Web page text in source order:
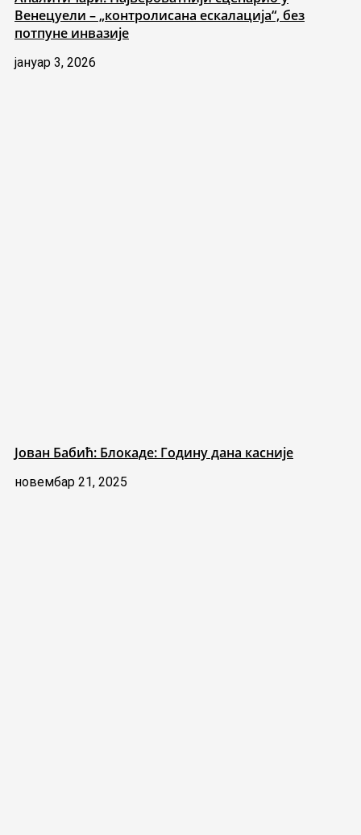
Венецуели – „контролисана ескалација“, без
потпуне инвазије
јануар 3, 2026
Јован Бабић: Блокаде: Годину дана касније
новембар 21, 2025